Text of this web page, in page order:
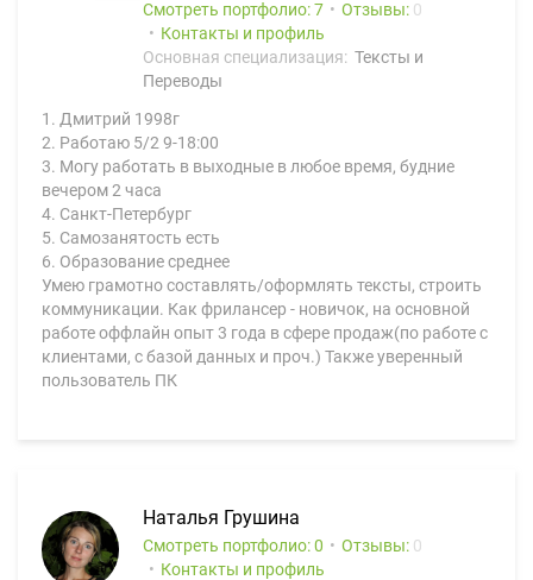
Смотреть портфолио: 7 Отзывы: 0
Контакты и профиль
Основная специализация: Тексты и
Переводы
1. Дмитрий 1998г
2. Работаю 5/2 9-18:00
3. Могу работать в выходные в любое время, будние
вечером 2 часа
4. Санкт-Петербург
5. Самозанятость есть
6. Образование среднее
Умею грамотно составлять/оформлять тексты, строить
коммуникации. Как фрилансер - новичок, на основной
работе оффлайн опыт 3 года в сфере продаж(по работе с
клиентами, с базой данных и проч.) Также уверенный
пользователь ПК
Наталья Грушина
Смотреть портфолио: 0 Отзывы: 0
Контакты и профиль